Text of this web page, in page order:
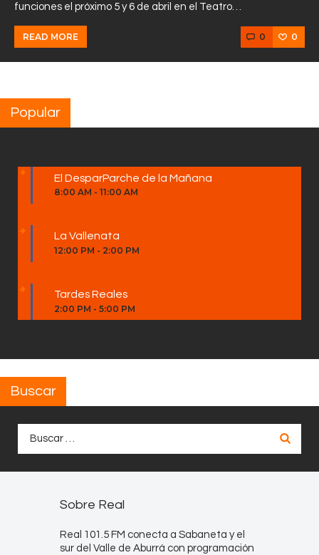
funciones el próximo 5 y 6 de abril en el Teatro…
READ MORE 0 0
Popular
El DesparParche de la Mañana
8:00 AM - 11:00 AM
La Vallenata
12:00 PM - 2:00 PM
Tardes Reales
2:00 PM - 5:00 PM
Buscar
Sobre Real
Real 101.5 FM conecta a Sabaneta y el
sur del Valle de Aburrá con programación